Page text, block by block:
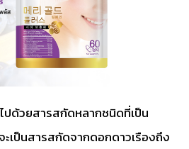
ปด้วยสารสกัดหลากชนิดที่เป็น
ะเป็นสารสกัดจากดอกดาวเรืองถึง